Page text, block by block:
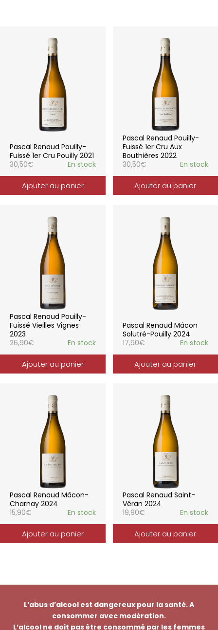
Pascal Renaud Pouilly-
Fuissé 1er Cru Pouilly 2021
30,50€ En stock
Ajouter au panier
Pascal Renaud Pouilly-
Fuissé 1er Cru Aux
Bouthières 2022
30,50€ En stock
Ajouter au panier
Pascal Renaud Pouilly-
Fuissé Vieilles Vignes
2023
26,90€ En stock
Ajouter au panier
Pascal Renaud Mâcon
Solutré-Pouilly 2024
17,90€ En stock
Ajouter au panier
Pascal Renaud Mâcon-
Charnay 2024
15,90€ En stock
Ajouter au panier
Pascal Renaud Saint-
Véran 2024
19,90€ En stock
Ajouter au panier
L’abus d’alcool est dangereux pour la santé. A
consommer avec modération.
L’alcool ne doit pas être consommé par les femmes